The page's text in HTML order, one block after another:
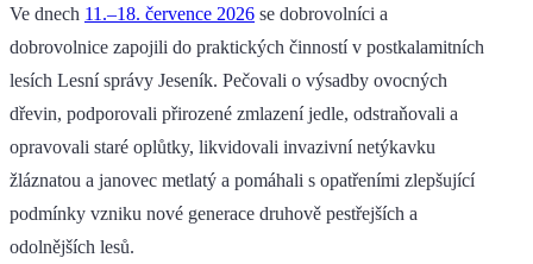
Ve dnech 11.–18. července 2026 se dobrovolníci a
dobrovolnice zapojili do praktických činností v postkalamitních
lesích Lesní správy Jeseník. Pečovali o výsadby ovocných
dřevin, podporovali přirozené zmlazení jedle, odstraňovali a
opravovali staré oplůtky, likvidovali invazivní netýkavku
žláznatou a janovec metlatý a pomáhali s opatřeními zlepšující
podmínky vzniku nové generace druhově pestřejších a
odolnějších lesů.